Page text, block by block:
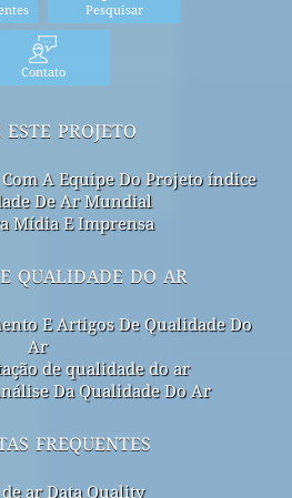
Pesquisar
Contato
este projeto
A Equipe Do Projeto índice
De Ar Mundial
Mídia E Imprensa
qualidade do ar
E Artigos De Qualidade Do
Ar
de qualidade do ar
Da Qualidade Do Ar
frequentes
ar Data Quality